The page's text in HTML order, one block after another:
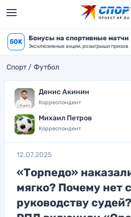
50K Бонусы на спортивные матчи
Эксклюзивные акции, розыгрыши призов
Спорт Футбол
Денис Акинин
Корреспондент
Михаил Петров
Корреспондент
12.07.2025
«Торпедо»
мягко? Почему нет
руководству